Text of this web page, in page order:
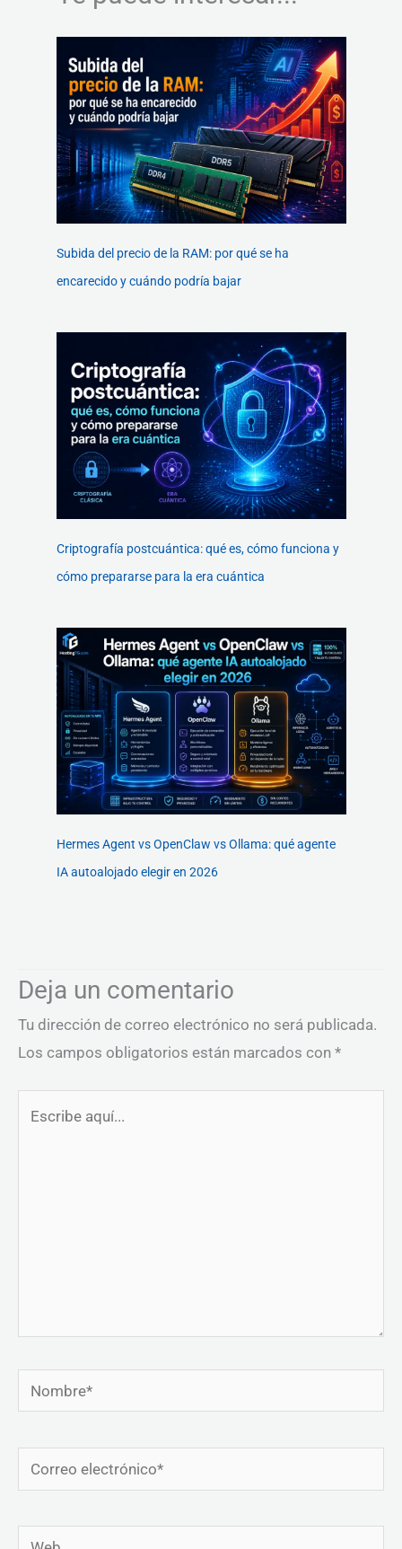
Subida del precio de la RAM: por qué se ha
encarecido y cuándo podría bajar
Criptografía postcuántica: qué es, cómo funciona y
cómo prepararse para la era cuántica
Hermes Agent vs OpenClaw vs Ollama: qué agente
IA autoalojado elegir en 2026
Deja un comentario
Tu dirección de correo electrónico no será publicada.
Los campos obligatorios están marcados con *
Nombre*
Correo
electrónico*
Web